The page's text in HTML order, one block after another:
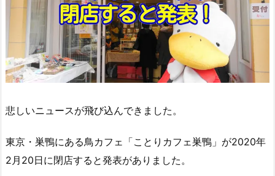
悲しいニュースが飛び込んできました。
東京・巣鴨にある鳥カフェ「ことりカフェ巣鴨」が2020年
2月20日に閉店すると発表がありました。